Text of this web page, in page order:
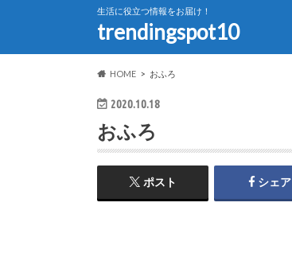
生活に役立つ情報をお届け！
trendingspot10
HOME おふろ
2020.10.18
おふろ
ポスト シェア